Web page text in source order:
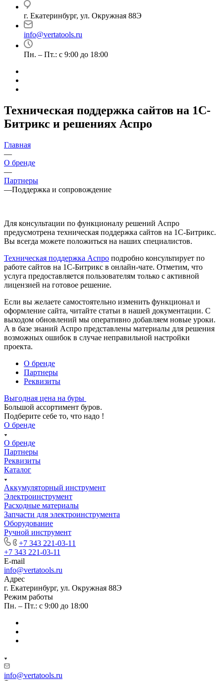
г. Екатеринбург, ул. Окружная 88Э
info@vertatools.ru
Пн. – Пт.: с 9:00 до 18:00
Техническая поддержка сайтов на 1С-
Битрикс и решениях Аспро
Главная
—
О бренде
—
Партнеры
—Поддержка и сопровождение
Для консультации по функционалу решений Аспро
предусмотрена техническая поддержка сайтов на 1С-Битрикс.
Вы всегда можете положиться на наших специалистов.
Техническая поддержка Аспро подробно консультирует по
работе сайтов на 1С-Битрикс в онлайн-чате. Отметим, что
услуга предоставляется пользователям только с активной
лицензией на готовое решение.
Если вы желаете самостоятельно изменить функционал и
оформление сайта, читайте статьи в нашей документации. С
выходом обновлений мы оперативно добавляем новые уроки.
А в базе знаний Аспро представлены материалы для решения
возможных ошибок в случае неправильной настройки
проекта.
О бренде
Партнеры
Реквизиты
Выгодная цена на буры
Большой ассортимент буров.
Подберите себе то, что надо !
О бренде
О бренде
Партнеры
Реквизиты
Каталог
Аккумуляторный инструмент
Электроинструмент
Расходные материалы
Запчасти для электроинструмента
Оборудование
Ручной инструмент
+7 343 221-03-11
+7 343 221-03-11
E-mail
info@vertatools.ru
Адрес
г. Екатеринбург, ул. Окружная 88Э
Режим работы
Пн. – Пт.: с 9:00 до 18:00
info@vertatools.ru